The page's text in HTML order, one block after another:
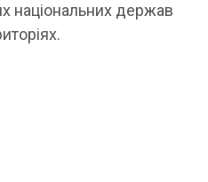
національних держав